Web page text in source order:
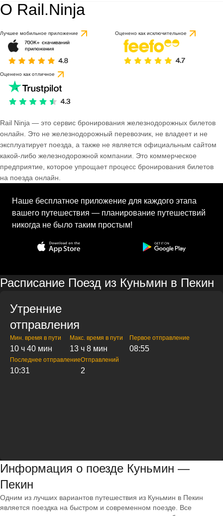
О Rail.Ninja
Лучшее мобильное приложение Оценено как исключительное
Оценено как отличное
Rail Ninja — это сервис бронирования железнодорожных билетов
онлайн. Это не железнодорожный перевозчик, не владеет и не
эксплуатирует поезда, а также не является официальным сайтом
какой-либо железнодорожной компании. Это коммерческое
предприятие, которое упрощает процесс бронирования билетов
на поезда онлайн.
Наше бесплатное приложение для каждого этапа
вашего путешествия — планирование путешествий
никогда не было таким простым!
Расписание Поезд из Куньмин в Пекин
Утренние
отправления
Мин. время в пути
10 ч 40 мин
Макс. время в пути
13 ч 8 мин
Первое отправление
08:55
Последнее отправление
10:31
Отправлений
2
Информация о поезде Куньмин —
Пекин
Одним из лучших вариантов путешествия из Куньмин в Пекин
является поездка на быстром и современном поезде. Все